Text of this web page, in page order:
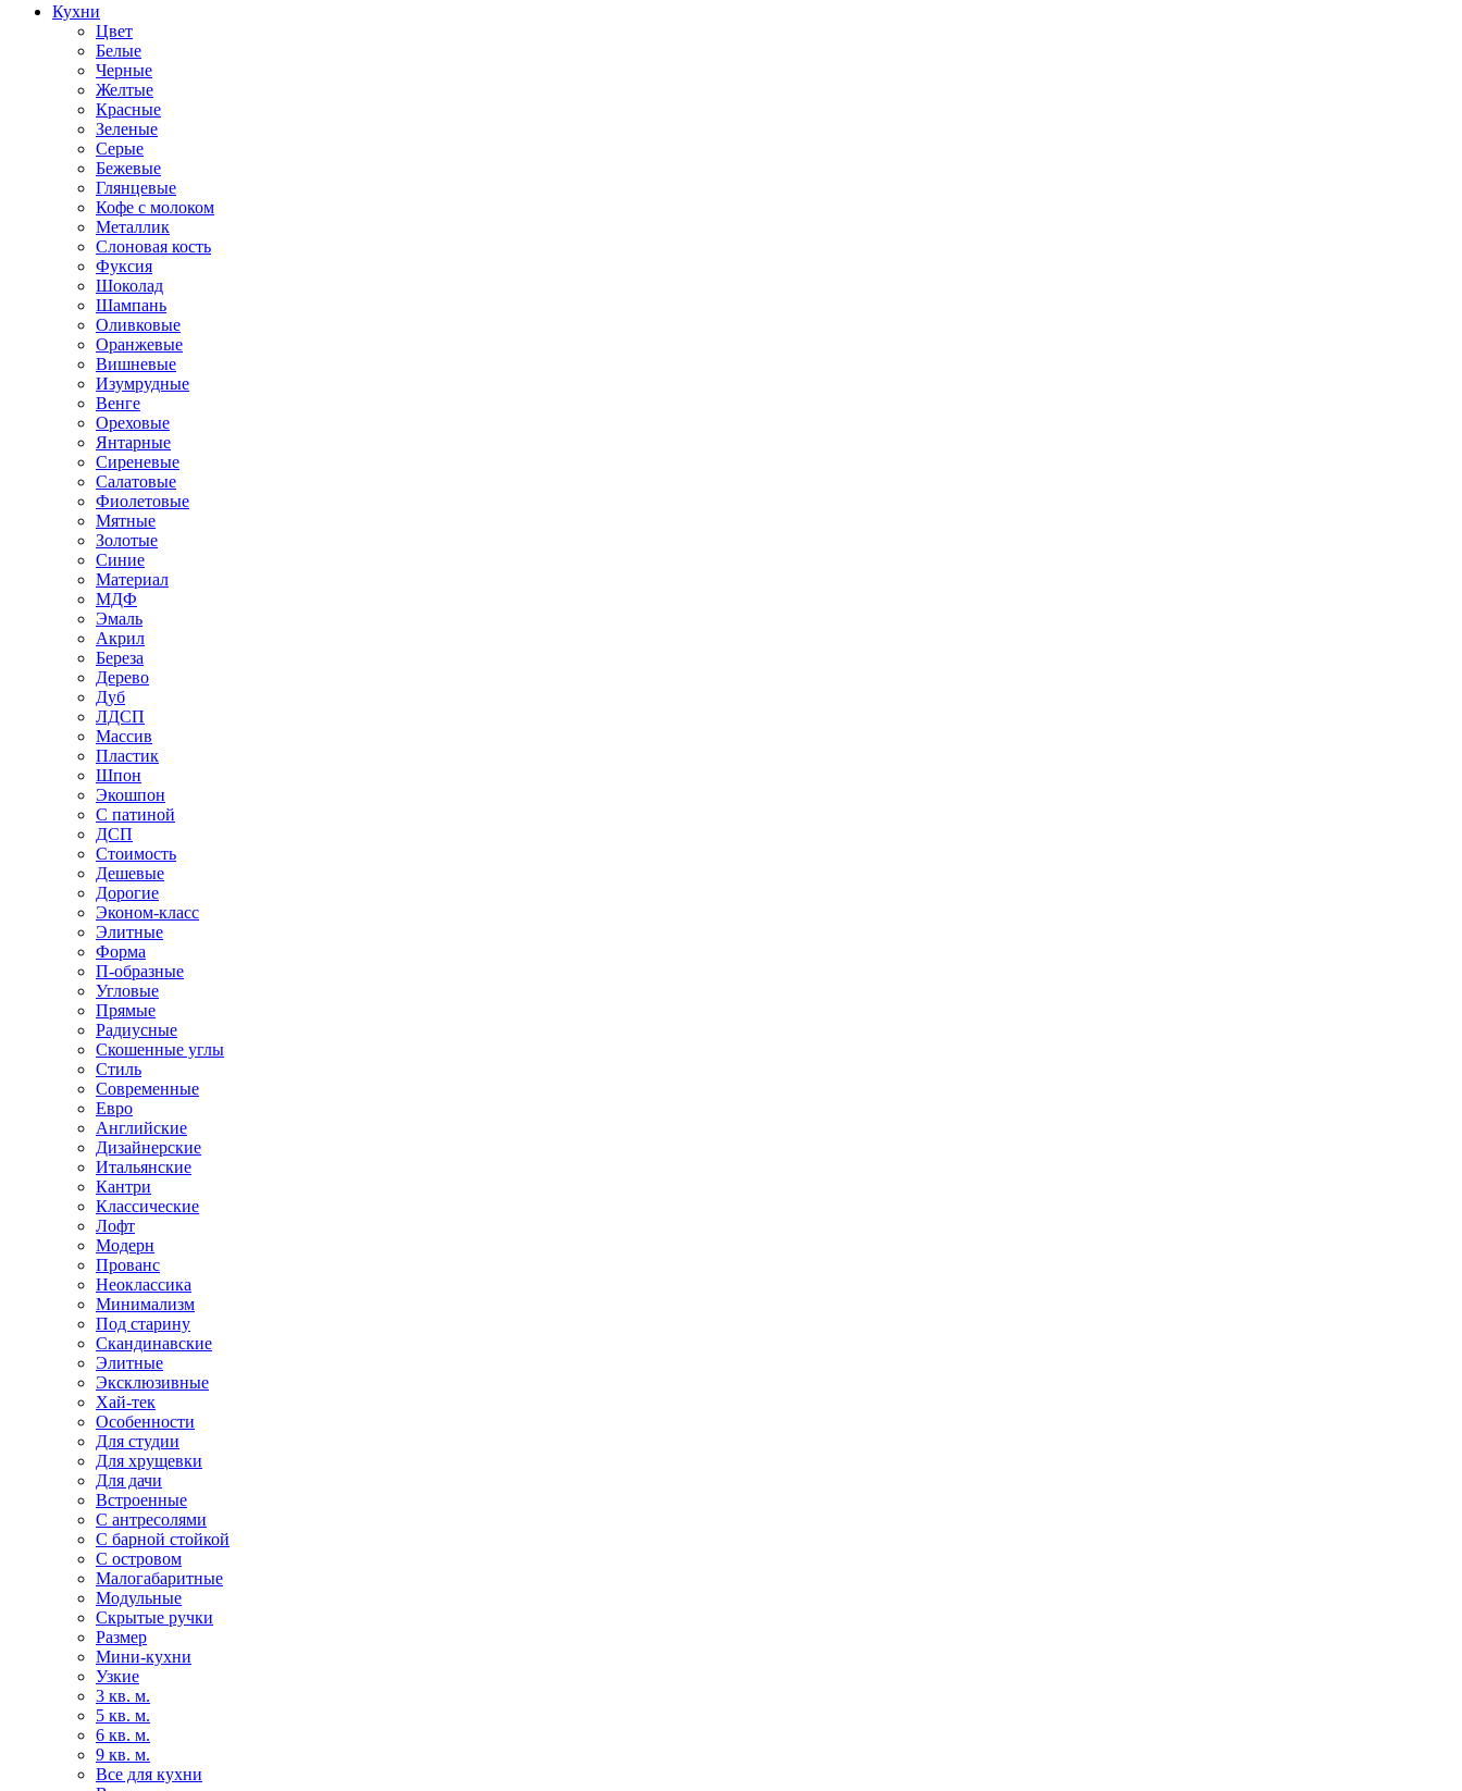
Кухни
Цвет
Белые
Черные
Желтые
Красные
Зеленые
Серые
Бежевые
Глянцевые
Кофе с молоком
Металлик
Слоновая кость
Фуксия
Шоколад
Шампань
Оливковые
Оранжевые
Вишневые
Изумрудные
Венге
Ореховые
Янтарные
Сиреневые
Салатовые
Фиолетовые
Мятные
Золотые
Синие
Материал
МДФ
Эмаль
Акрил
Береза
Дерево
Дуб
ЛДСП
Массив
Пластик
Шпон
Экошпон
С патиной
ДСП
Стоимость
Дешевые
Дорогие
Эконом-класс
Элитные
Форма
П-образные
Угловые
Прямые
Радиусные
Скошенные углы
Стиль
Современные
Евро
Английские
Дизайнерские
Итальянские
Кантри
Классические
Лофт
Модерн
Прованс
Неоклассика
Минимализм
Под старину
Скандинавские
Элитные
Эксклюзивные
Хай-тек
Особенности
Для студии
Для хрущевки
Для дачи
Встроенные
С антресолями
С барной стойкой
С островом
Малогабаритные
Модульные
Скрытые ручки
Размер
Мини-кухни
Узкие
3 кв. м.
5 кв. м.
6 кв. м.
9 кв. м.
Все для кухни